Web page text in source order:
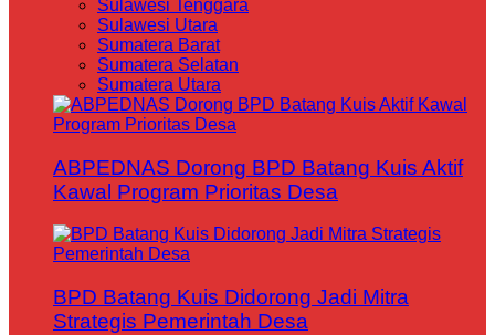
Sulawesi Tenggara
Sulawesi Utara
Sumatera Barat
Sumatera Selatan
Sumatera Utara
ABPEDNAS Dorong BPD Batang Kuis Aktif
Kawal Program Prioritas Desa
BPD Batang Kuis Didorong Jadi Mitra
Strategis Pemerintah Desa